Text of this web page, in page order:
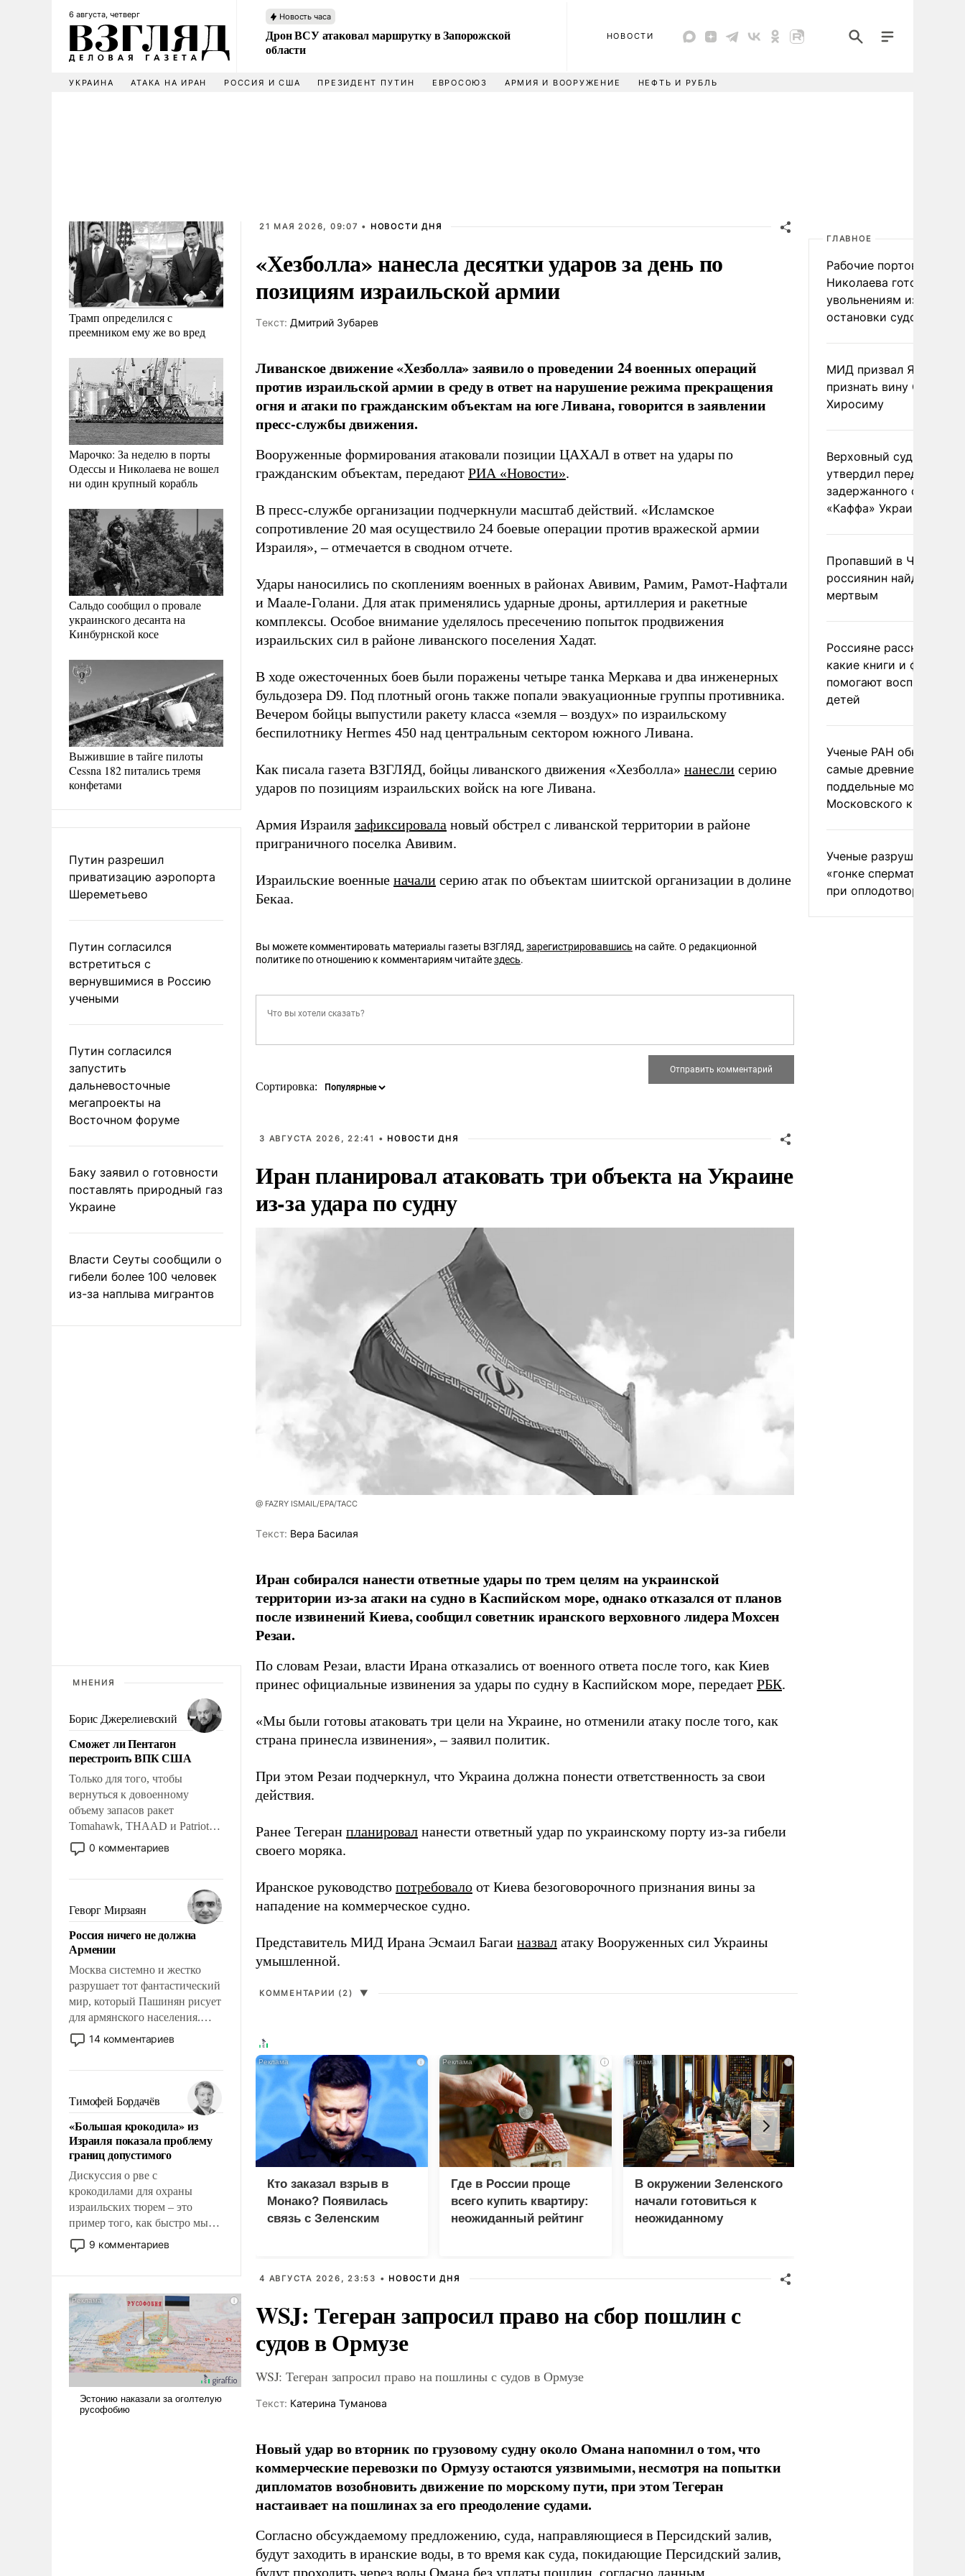
6 августа, четверг Новость часа
Дрон ВСУ атаковал маршрутку в Запорожской
области
НОВОСТИ
УКРАИНА АТАКА НА ИРАН РОССИЯ И США ПРЕЗИДЕНТ ПУТИН ЕВРОСОЮЗ АРМИЯ И ВООРУЖЕНИЕ НЕФТЬ И РУБЛЬ
Трамп определился с
преемником ему же во вред
Марочко: За неделю в порты
Одессы и Николаева не вошел
ни один крупный корабль
Сальдо сообщил о провале
украинского десанта на
Кинбурнской косе
Выжившие в тайге пилоты
Cessna 182 питались тремя
конфетами
Путин разрешил
приватизацию аэропорта
Шереметьево
Путин согласился
встретиться с
вернувшимися в Россию
учеными
Путин согласился
запустить
дальневосточные
мегапроекты на
Восточном форуме
Баку заявил о готовности
поставлять природный газ
Украине
Власти Сеуты сообщили о
гибели более 100 человек
из-за наплыва мигрантов
МНЕНИЯ
Борис Джерелиевский
Сможет ли Пентагон
перестроить ВПК США
Только для того, чтобы
вернуться к довоенному
объему запасов ракет
Tomahawk, THAAD и Patriot
США потребуется более трех
лет. Даже небольшая война с
Сложившаяся ситуация
означает многолетний период
уязвимости США, например,
перед Китаем.
0 комментариев
Геворг Мирзаян
Россия ничего не должна
Армении
Москва системно и жестко
разрушает тот фантастический
мир, который Пашинян рисует
для армянского населения.
Мир, где этому населению все
должны просто по
политические прожекты будут
беспрекословно оплачиваться
за счет российских
налогоплательщиков и где за
свои поступки не нужно
отвечать.
14 комментариев
Тимофей Бордачёв
«Большая крокодила» из
Израиля показала проблему
границ допустимого
Дискуссия о рве с
крокодилами для охраны
израильских тюрем – это
пример того, как быстро мы
двигаемся по пути
революционных изменений.
псевдонаучной фантастики,
стало всерьез обсуждаемой
идеей.
9 комментариев
21 МАЯ 2026, 09:07 • НОВОСТИ ДНЯ
«Хезболла» нанесла десятки ударов за день по
позициям израильской армии
Tекст: Дмитрий Зубарев
Ливанское движение «Хезболла» заявило о проведении 24 военных операций
против израильской армии в среду в ответ на нарушение режима прекращения
огня и атаки по гражданским объектам на юге Ливана, говорится в заявлении
пресс-службы движения.
Вооруженные формирования атаковали позиции ЦАХАЛ в ответ на удары по
гражданским объектам, передают РИА «Новости».
В пресс-службе организации подчеркнули масштаб действий. «Исламское
сопротивление 20 мая осуществило 24 боевые операции против вражеской армии
Израиля», – отмечается в сводном отчете.
Удары наносились по скоплениям военных в районах Авивим, Рамим, Рамот-Нафтали
и Маале-Голани. Для атак применялись ударные дроны, артиллерия и ракетные
комплексы. Особое внимание уделялось пресечению попыток продвижения
израильских сил в районе ливанского поселения Хадат.
В ходе ожесточенных боев были поражены четыре танка Меркава и два инженерных
бульдозера D9. Под плотный огонь также попали эвакуационные группы противника.
Вечером бойцы выпустили ракету класса «земля – воздух» по израильскому
беспилотнику Hermes 450 над центральным сектором южного Ливана.
Как писала газета ВЗГЛЯД, бойцы ливанского движения «Хезболла» нанесли серию
ударов по позициям израильских войск на юге Ливана.
Армия Израиля зафиксировала новый обстрел с ливанской территории в районе
приграничного поселка Авивим.
Израильские военные начали серию атак по объектам шиитской организации в долине
Бекаа.
Вы можете комментировать материалы газеты ВЗГЛЯД, зарегистрировавшись на сайте. О редакционной
политике по отношению к комментариям читайтездесь.
Сортировка:
3 АВГУСТА 2026, 22:41 • НОВОСТИ ДНЯ
Иран планировал атаковать три объекта на Украине
из-за удара по судну
@ FAZRY ISMAIL/EPA/ТАСС
Tекст: Вера Басилая
Иран собирался нанести ответные удары по трем целям на украинской
территории из-за атаки на судно в Каспийском море, однако отказался от планов
после извинений Киева, сообщил советник иранского верховного лидера Мохсен
Резаи.
По словам Резаи, власти Ирана отказались от военного ответа после того, как Киев
принес официальные извинения за удары по судну в Каспийском море, передает РБК.
«Мы были готовы атаковать три цели на Украине, но отменили атаку после того, как
страна принесла извинения», – заявил политик.
При этом Резаи подчеркнул, что Украина должна понести ответственность за свои
действия.
Ранее Тегеран планировал нанести ответный удар по украинскому порту из-за гибели
своего моряка.
Иранское руководство потребовало от Киева безоговорочного признания вины за
нападение на коммерческое судно.
Представитель МИД Ирана Эсмаил Багаи назвал атаку Вооруженных сил Украины
умышленной.
КОММЕНТАРИИ (2) ▼
i
Кто заказал взрыв в
Монако? Появилась
связь с Зеленским
i
Где в России проще
всего купить квартиру:
неожиданный рейтинг
i
В окружении Зеленского
начали готовиться к
неожиданному
4 АВГУСТА 2026, 23:53 • НОВОСТИ ДНЯ
WSJ: Тегеран запросил право на сбор пошлин с
судов в Ормузе
WSJ: Тегеран запросил право на пошлины с судов в Ормузе
Tекст: Катерина Туманова
Новый удар во вторник по грузовому судну около Омана напомнил о том, что
коммерческие перевозки по Ормузу остаются уязвимыми, несмотря на попытки
дипломатов возобновить движение по морскому пути, при этом Тегеран
настаивает на пошлинах за его преодоление судами.
Согласно обсуждаемому предложению, суда, направляющиеся в Персидский залив,
будут заходить в иранские воды, в то время как суда, покидающие Персидский залив,
будут проходить через воды Омана без уплаты пошлин, согласно данным
ГЛАВНОЕ
Рабочие портов
Николаева готовятся к
увольнениям из-за
остановки судоходства
МИД призвал Японию
признать вину США за
Хиросиму
Верховный суд Швеции
утвердил передачу
задержанного
«Каффа» Украине
Пропавший в
россиянин найден
мертвым
Россияне рассказали,
какие книги и фильмы
помогают воспитывать
детей
Ученые РАН
самые древние
поддельные монеты
Московского
Ученые разрушили миф
«гонке
при оплодотворении